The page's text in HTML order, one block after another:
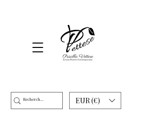
EUR (€)